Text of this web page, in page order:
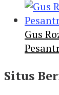
Gus
Situs